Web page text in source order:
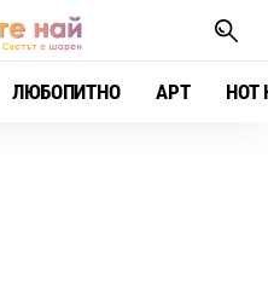
ЛЮБОПИТНО АРТ HOT